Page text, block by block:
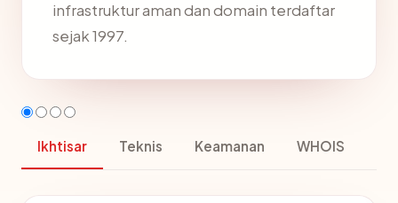
infrastruktur aman dan domain terdaftar
sejak 1997.
Ikhtisar Teknis Keamanan WHOIS